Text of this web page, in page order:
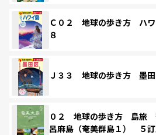
Ｃ０２ 地球の歩き方 ハ
８
Ｊ３３ 地球の歩き方 墨
０２ 地球の歩き方 島旅
呂麻島（奄美群島１） ５